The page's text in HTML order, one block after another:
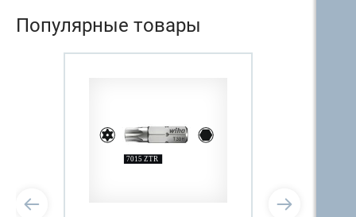
Популярные товары